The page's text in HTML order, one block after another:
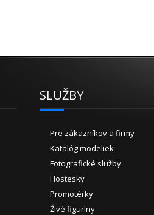
SLUŽBY
Pre zákazníkov a firmy
Katalóg modeliek
Fotografické služby
Hostesky
Promotérky
Živé figuríny